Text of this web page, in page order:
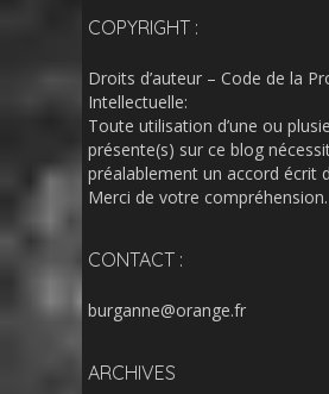
COPYRIGHT :
Droits d’auteur – Code de la
Intellectuelle:
Toute utilisation d’une ou
présente(s) sur ce blog
préalablement un accord écrit
Merci de votre compréhension.
CONTACT :
burganne@orange.fr
ARCHIVES